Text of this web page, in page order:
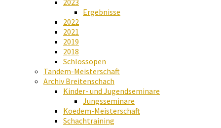
2023
Ergebnisse
2022
2021
2019
2018
Schlossopen
Tandem-Meisterschaft
Archiv Breitenschach
Kinder- und Jugendseminare
Jungsseminare
Koedem-Meisterschaft
Schachtraining